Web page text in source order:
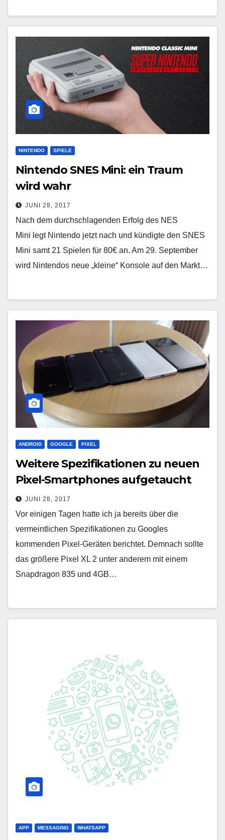
NINTENDO SPIELE
Nintendo SNES Mini: ein Traum
wird wahr
JUNI 28, 2017
Nach dem durchschlagenden Erfolg des NES
Mini legt Nintendo jetzt nach und kündigte den SNES
Mini samt 21 Spielen für 80€ an. Am 29. September
wird Nintendos neue „kleine“ Konsole auf den Markt…
ANDROID GOOGLE PIXEL
Weitere Spezifikationen zu neuen
Pixel-Smartphones aufgetaucht
JUNI 28, 2017
Vor einigen Tagen hatte ich ja bereits über die
vermeintlichen Spezifikationen zu Googles
kommenden Pixel-Geräten berichtet. Demnach sollte
das größere Pixel XL 2 unter anderem mit einem
Snapdragon 835 und 4GB…
APP MESSAGING WHATSAPP